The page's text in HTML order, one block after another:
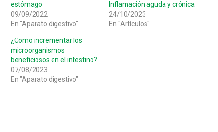
estómago
09/09/2022
En "Aparato digestivo"
Inflamación aguda y crónica
24/10/2023
En "Artículos"
¿Cómo incrementar los
microorganismos
beneficiosos en el intestino?
07/08/2023
En "Aparato digestivo"